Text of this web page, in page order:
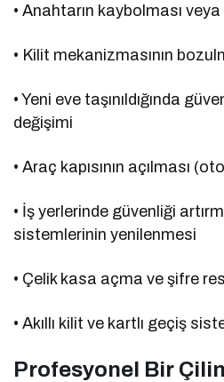
• Anahtarın kaybolması veya
• Kilit mekanizmasının
• Yeni eve taşınıldığında
değişimi
• Araç kapısının açılması
• İş yerlerinde güvenliği
sistemlerinin yenilenmesi
• Çelik kasa açma ve şifre
• Akıllı kilit ve kartlı geçiş
Profesyonel Bir